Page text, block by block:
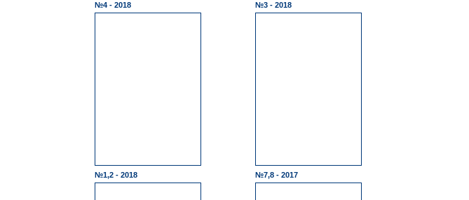
№4 - 2018 №3 - 2018
№1,2 - 2018 №7,8 - 2017